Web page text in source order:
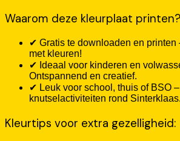
Waarom deze kleurplaat printen?
✔ Gratis te downloaden en printen
met kleuren!
✔ Ideaal voor kinderen en
Ontspannend en creatief.
✔ Leuk voor school, thuis of BSO
knutselactiviteiten rond Sinterklaas.
Kleurtips voor extra gezelligheid: